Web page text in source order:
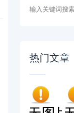
热门文章